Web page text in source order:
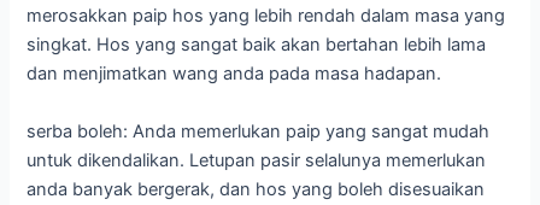
merosakkan paip hos yang lebih rendah dalam masa yang
singkat. Hos yang sangat baik akan bertahan lebih lama
dan menjimatkan wang anda pada masa hadapan.
serba boleh: Anda memerlukan paip yang sangat mudah
untuk dikendalikan. Letupan pasir selalunya memerlukan
anda banyak bergerak, dan hos yang boleh disesuaikan